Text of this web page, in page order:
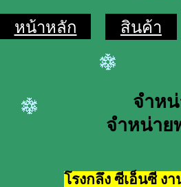
หน้าหลัก สินค้า
จำห
จำหน่าย
โรงกลึง ซีเอ็นซี ง